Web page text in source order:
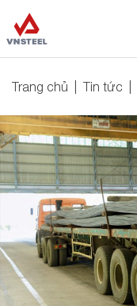
Trang chủ Tin tức